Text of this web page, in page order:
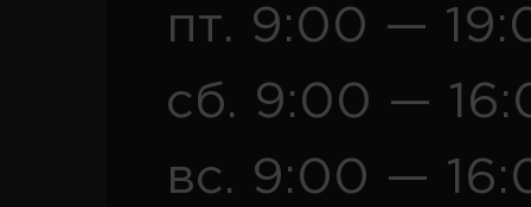
пт. 9:00 —
сб. 9:00 —
вс. 9:00 —